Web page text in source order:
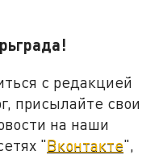
с редакцией
присылайте свои
на наши
"Вконтакте",